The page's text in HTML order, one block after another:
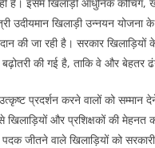
उदीयमान खिलाड़ी उन्नयन
की जा रही है। सरकार
बढ़ोतरी की गई है, ताकि वे और
प्रदर्शन करने वालों को सम्मान
खिलाड़ियों और प्रशिक्षकों की
पदक जीतने वाले खिलाड़ियों को